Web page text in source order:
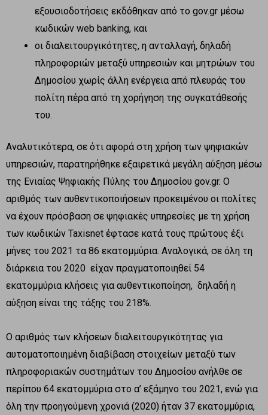
εξουσιοδοτήσεις εκδόθηκαν από το gov.gr μέσω
κωδικών web banking, και
οι διαλειτουργικότητες, η ανταλλαγή, δηλαδή
πληροφοριών μεταξύ υπηρεσιών και μητρώων του
Δημοσίου χωρίς άλλη ενέργεια από πλευράς του
πολίτη πέρα από τη χορήγηση της συγκατάθεσής
του.
Αναλυτικότερα, σε ότι αφορά στη χρήση των ψηφιακών
υπηρεσιών, παρατηρήθηκε εξαιρετικά μεγάλη αύξηση μέσω
της Ενιαίας Ψηφιακής Πύλης του Δημοσίου gov.gr. Ο
αριθμός των αυθεντικοποιήσεων προκειμένου οι πολίτες
να έχουν πρόσβαση σε ψηφιακές υπηρεσίες με τη χρήση
των κωδικών Taxisnet έφτασε κατά τους πρώτους έξι
μήνες του 2021 τα 86 εκατομμύρια. Αναλογικά, σε όλη τη
διάρκεια του 2020 είχαν πραγματοποιηθεί 54
εκατομμύρια κλήσεις για αυθεντικοποίηση, δηλαδή η
αύξηση είναι της τάξης του 218%.
Ο αριθμός των κλήσεων διαλειτουργικότητας για
αυτοματοποιημένη διαβίβαση στοιχείων μεταξύ των
πληροφοριακών συστημάτων του Δημοσίου ανήλθε σε
περίπου 64 εκατομμύρια στο α’ εξάμηνο του 2021, ενώ για
όλη την προηγούμενη χρονιά (2020) ήταν 37 εκατομμύρια,